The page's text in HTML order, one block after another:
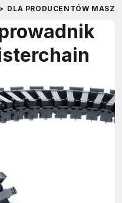
> DLA PRODUCENTÓW